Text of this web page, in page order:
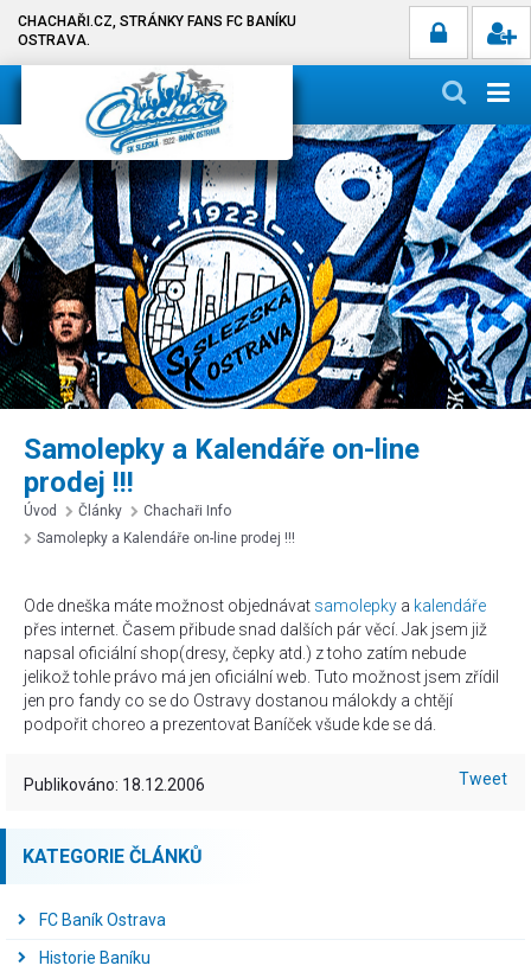
CHACHAŘI.CZ, STRÁNKY FANS FC BANÍKU
OSTRAVA.
Samolepky a Kalendáře on-line
prodej !!!
Úvod Články
Chachaři Info
Samolepky a Kalendáře on-line prodej !!!
Ode dneška máte možnost objednávat samolepky a kalendáře
přes internet. Časem přibude snad dalších pár věcí. Jak jsem již
napsal oficiální shop(dresy, čepky atd.) z toho zatím nebude
jelikož tohle právo má jen oficiální web. Tuto možnost jsem zřídil
jen pro fandy co se do Ostravy dostanou málokdy a chtějí
podpořit choreo a prezentovat Baníček všude kde se dá.
Publikováno: 18.12.2006 Tweet
KATEGORIE ČLÁNKŮ
FC Baník Ostrava
Historie Baníku